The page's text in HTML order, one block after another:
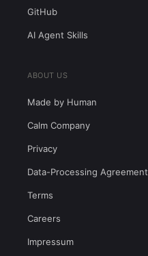
GitHub
AI Agent Skills
ABOUT US
Made by Human
Calm Company
Privacy
Data-Processing Agreement
Terms
Careers
Impressum